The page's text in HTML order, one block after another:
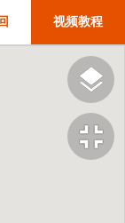
视频教程
fullscreen_exit